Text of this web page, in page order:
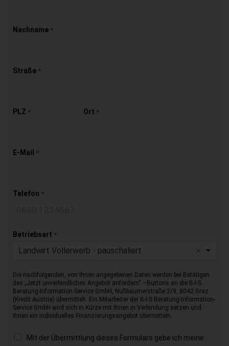
Nachname *
Straße *
PLZ * Ort *
E-Mail *
Telefon *
Betriebsart *
Landwirt Vollerwerb - pauschaliert
Die nachfolgenden, von Ihnen angegebenen Daten werden bei Betätigen
des „Jetzt unverbindliches Angebot anfordern“ –Buttons an die B-I-S
Beratung-Information-Service GmbH, Nußbaumerstraße 2/9, 8042 Graz
(Kredit Austria) übermittelt. Ein Mitarbeiter der B-I-S Beratung-Information-
Service GmbH wird sich in Kürze mit Ihnen in Verbindung setzen und
Ihnen ein individuelles Finanzierungsangebot übermitteln.
Mit der Übermittlung dieses Formulars gebe ich meine